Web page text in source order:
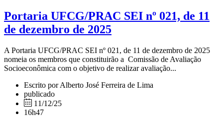
Portaria UFCG/PRAC SEI nº 021, de 11
de dezembro de 2025
A Portaria UFCG/PRAC SEI nº 021, de 11 de dezembro de 2025
nomeia os membros que constituirão a Comissão de Avaliação
Socioeconômica com o objetivo de realizar avaliação...
Escrito por Alberto José Ferreira de Lima
publicado
11/12/25
16h47